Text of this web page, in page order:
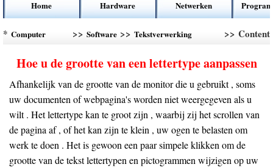
Home Hardware Netwerken
* Computer
>> Software>> Tekstverwerking
>> Content
Hoe u de grootte van een lettertype aanpassen
Afhankelijk van de grootte van de monitor die u gebruikt , soms
uw documenten of webpagina's worden niet weergegeven als u
wilt . Het lettertype kan te groot zijn , waarbij zij het scrollen van
de pagina af , of het kan zijn te klein , uw ogen te belasten om
werk te doen . Het is gewoon een paar simpele klikken om de
grootte van de tekst lettertypen en pictogrammen wijzigen op uw